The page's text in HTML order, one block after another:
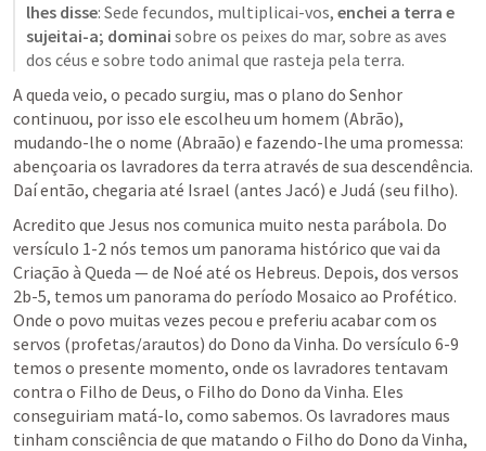
lhes disse: Sede fecundos, multiplicai-vos, enchei a terra e
sujeitai-a; dominai sobre os peixes do mar, sobre as aves
dos céus e sobre todo animal que rasteja pela terra.
A queda veio, o pecado surgiu, mas o plano do Senhor
continuou, por isso ele escolheu um homem (Abrão),
mudando-lhe o nome (Abraão) e fazendo-lhe uma promessa:
abençoaria os lavradores da terra através de sua descendência.
Daí então, chegaria até Israel (antes Jacó) e Judá (seu filho).
Acredito que Jesus nos comunica muito nesta parábola. Do
versículo 1-2 nós temos um panorama histórico que vai da
Criação à Queda — de Noé até os Hebreus. Depois, dos versos
2b-5, temos um panorama do período Mosaico ao Profético.
Onde o povo muitas vezes pecou e preferiu acabar com os
servos (profetas/arautos) do Dono da Vinha. Do versículo 6-9
temos o presente momento, onde os lavradores tentavam
contra o Filho de Deus, o Filho do Dono da Vinha. Eles
conseguiriam matá-lo, como sabemos. Os lavradores maus
tinham consciência de que matando o Filho do Dono da Vinha,